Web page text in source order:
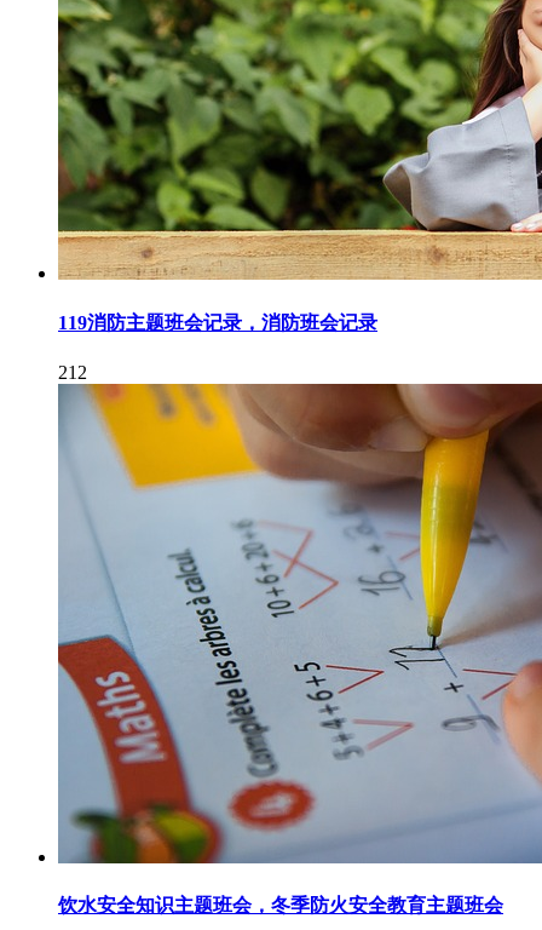
119消防主题班会记录，消防班会记录
212
饮水安全知识主题班会，冬季防火安全教育主题班会